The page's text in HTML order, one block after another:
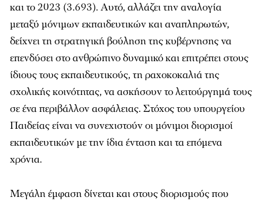
και το 2023 (3.693). Αυτό, αλλάζει την αναλογία
μεταξύ μόνιμων εκπαιδευτικών και αναπληρωτών,
δείχνει τη στρατηγική βούληση της κυβέρνησης να
επενδύσει στο ανθρώπινο δυναμικό και επιτρέπει στους
ίδιους τους εκπαιδευτικούς, τη ραχοκοκαλιά της
σχολικής κοινότητας, να ασκήσουν το λειτούργημά τους
σε ένα περιβάλλον ασφάλειας. Στόχος του υπουργείου
Παιδείας είναι να συνεχιστούν οι μόνιμοι διορισμοί
εκπαιδευτικών με την ίδια ένταση και τα επόμενα
χρόνια.
Μεγάλη έμφαση δίνεται και στους διορισμούς που